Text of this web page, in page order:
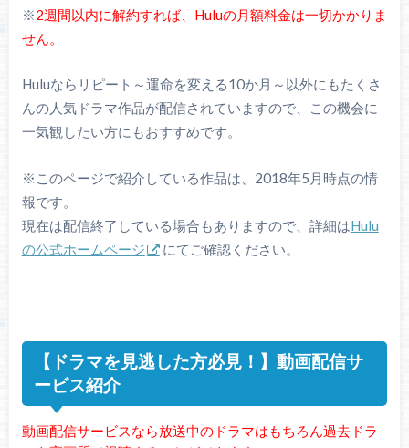
※2週間以内に解約すれば、Huluの月額料金は一切かかりま
せん。
Huluならリピート～運命を変える10か月～以外にもたくさ
んの人気ドラマ作品が配信されていますので、この機会に
一気観したい方にもおすすめです。
※このページで紹介している作品は、2018年5月時点の情
報です。
現在は配信終了している場合もありますので、詳細はHulu
の公式ホームページ
にてご確認ください。
【ドラマを見逃した方必見！】動画配信サ
ービス紹介
動画配信サービスなら放送中のドラマはもちろん過去ドラ